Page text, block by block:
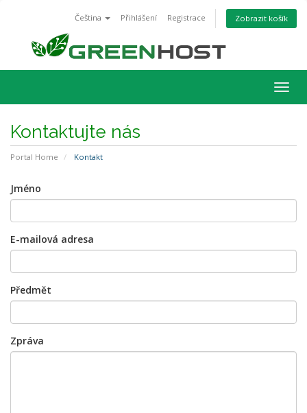
Čeština Přihlášení Registrace Zobrazit košík
Kontaktujte nás
Portal Home Kontakt
Jméno
E-mailová adresa
Předmět
Zpráva